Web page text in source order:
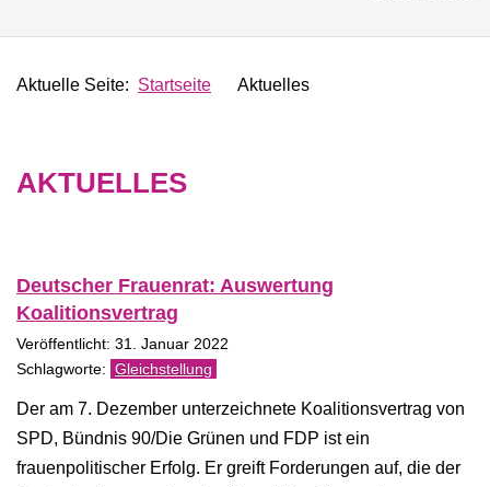
Aktuelle Seite: Startseite Aktuelles
AKTUELLES
Deutscher Frauenrat: Auswertung
Koalitionsvertrag
Veröffentlicht: 31. Januar 2022
Gleichstellung
Der am 7. Dezember unterzeichnete Koalitionsvertrag von
SPD, Bündnis 90/Die Grünen und FDP ist ein
frauenpolitischer Erfolg. Er greift Forderungen auf, die der